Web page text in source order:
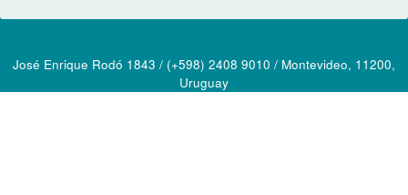
José Enrique Rodó 1843 / (+598) 2408 9010 / Montevideo, 11200,
Uruguay